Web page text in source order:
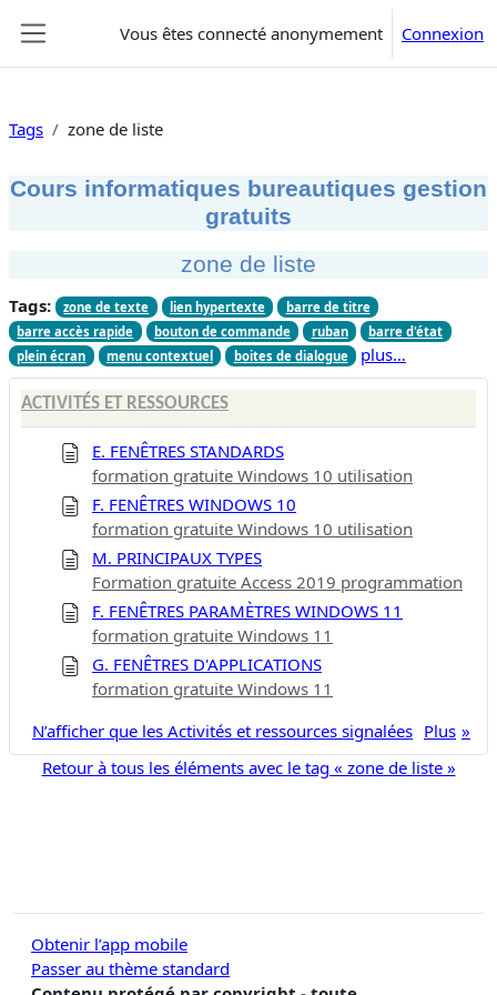
Vous êtes connecté anonymement Connexion
Tags zone de liste
Cours informatiques bureautiques gestion
gratuits
zone de liste
Tags: zone de texte lien hypertexte
barre de titre
barre accès rapide
bouton de commande ruban
barre d'état
plein écran
menu contextuel boites de dialogue plus…
ACTIVITÉS ET RESSOURCES
E. FENÊTRES STANDARDS
formation gratuite Windows 10 utilisation
F. FENÊTRES WINDOWS 10
formation gratuite Windows 10 utilisation
M. PRINCIPAUX TYPES
Formation gratuite Access 2019 programmation
F. FENÊTRES PARAMÈTRES WINDOWS 11
formation gratuite Windows 11
G. FENÊTRES D'APPLICATIONS
formation gratuite Windows 11
Plus
N’afficher que les Activités et ressources signalées
Retour à tous les éléments avec le tag « zone de liste »
Obtenir l’app mobile
Passer au thème standard